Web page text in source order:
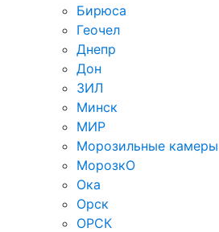
Бирюса
Геочел
Днепр
Дон
ЗИЛ
Минск
МИР
Морозильные камеры
МорозкО
Ока
Орск
ОРСК